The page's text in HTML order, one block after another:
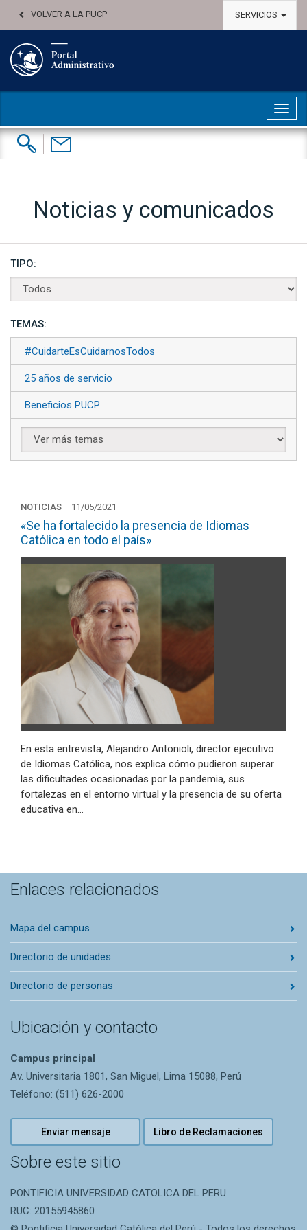
VOLVER A LA PUCP SERVICIOS
Buscar:
Contáctenos
Noticias y comunicados
TIPO:
TEMAS:
#CuidarteEsCuidarnosTodos
25 años de servicio
Beneficios PUCP
NOTICIAS 11/05/2021
«Se ha fortalecido la presencia de Idiomas
Católica en todo el país»
En esta entrevista, Alejandro Antonioli, director ejecutivo
de Idiomas Católica, nos explica cómo pudieron superar
las dificultades ocasionadas por la pandemia, sus
fortalezas en el entorno virtual y la presencia de su oferta
educativa en…
Enlaces relacionados
Mapa del campus
Directorio de unidades
Directorio de personas
Ubicación y contacto
Campus principal
Av. Universitaria 1801, San Miguel, Lima 15088, Perú
Teléfono: (511) 626-2000
Enviar mensaje Libro de Reclamaciones
Sobre este sitio
PONTIFICIA UNIVERSIDAD CATOLICA DEL PERU
RUC: 20155945860